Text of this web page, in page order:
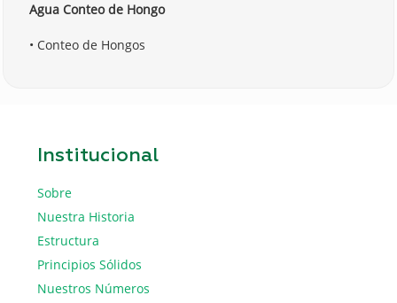
Agua Conteo de Hongo
• Conteo de Hongos
Institucional
Sobre
Nuestra Historia
Estructura
Principios Sólidos
Nuestros Números